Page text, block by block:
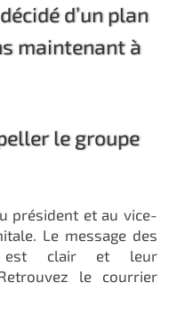
d’un plan
maintenant à
le groupe
président et au vice-
Le message des
est clair et leur
le courrier